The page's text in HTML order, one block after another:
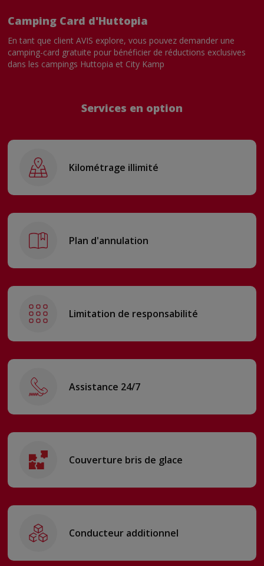
Camping Card d'Huttopia
En tant que client AVIS explore, vous pouvez demander une
camping-card gratuite pour bénéficier de réductions exclusives
dans les campings Huttopia et City Kamp
Services en option
Kilométrage illimité
Plan d'annulation
Limitation de responsabilité
Assistance 24/7
Couverture bris de glace
Conducteur additionnel